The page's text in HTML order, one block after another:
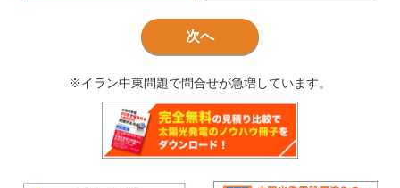
次へ
※イラン中東問題で問合せが急増しています。